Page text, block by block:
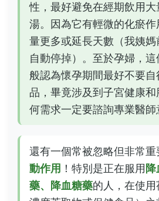
性，最好避免在經期飲用
湯。因為它有輕微的化瘀
量更多或延長天數（我姨
自動停掉）。至於孕婦，
般認為懷孕期間最好不要
品，畢竟涉及到子宮健康
何需求一定要諮詢專業醫師
還有一個常被忽略但非常重
動作用 ！特別是正在服用
藥、降血糖藥的人，在使